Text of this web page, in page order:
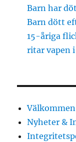
Barn har
Barn dött
15-åriga
ritar vapen
Nyheter &